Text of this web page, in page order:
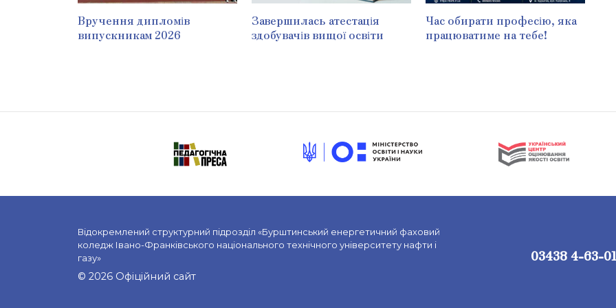
Вручення дипломів
випускникам 2026
Завершилась атестація
здобувачів вищої освіти
Час обирати професію, яка
працюватиме на тебе!
Відокремлений структурний підрозділ «Бурштинський енергетичний фаховий
коледж Івано-Франківського національного технічного університету нафти і
газу»
© 2026 Офіційний сайт
03438 4-63-